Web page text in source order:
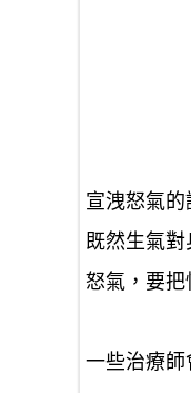
宣洩怒氣的
既然生氣
怒氣，要把
一些治療師